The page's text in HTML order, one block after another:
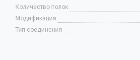
Количество полок
Модификация
Тип соединения